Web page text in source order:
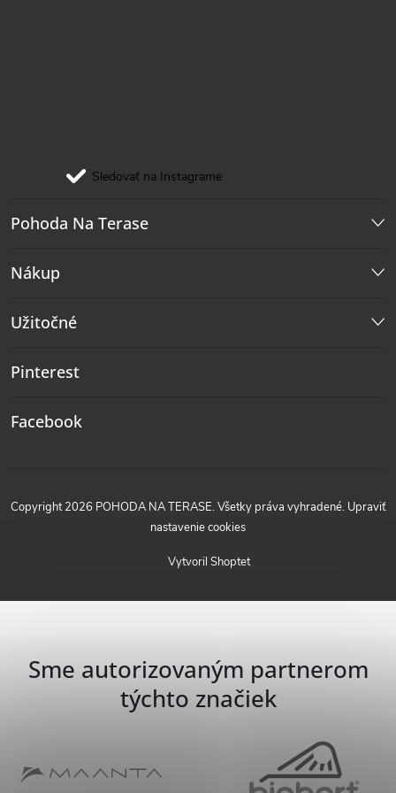
Sledovať na Instagrame
Pohoda Na Terase
Nákup
Užitočné
Pinterest
Facebook
Vytvoril Shoptet
Copyright 2026 POHODA NA TERASE. Všetky práva vyhradené. Upraviť
nastavenie cookies
Sme autorizovaným partnerom
týchto značiek